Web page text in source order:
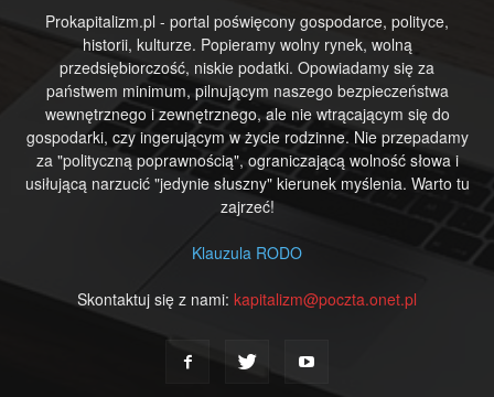
Prokapitalizm.pl - portal poświęcony gospodarce, polityce,
historii, kulturze. Popieramy wolny rynek, wolną
przedsiębiorczość, niskie podatki. Opowiadamy się za
państwem minimum, pilnującym naszego bezpieczeństwa
wewnętrznego i zewnętrznego, ale nie wtrącającym się do
gospodarki, czy ingerującym w życie rodzinne. Nie przepadamy
za "polityczną poprawnością", ograniczającą wolność słowa i
usiłującą narzucić "jedynie słuszny" kierunek myślenia. Warto tu
zajrzeć!
Klauzula RODO
Skontaktuj się z nami: kapitalizm@poczta.onet.pl